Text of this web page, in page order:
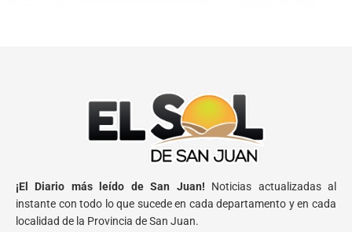
¡El Diario más leído de San Juan! Noticias actualizadas al
instante con todo lo que sucede en cada departamento y en cada
localidad de la Provincia de San Juan.